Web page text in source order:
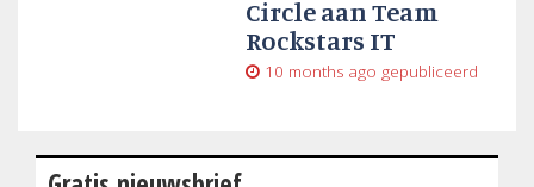
Circle aan Team
Rockstars IT
10 months ago gepubliceerd